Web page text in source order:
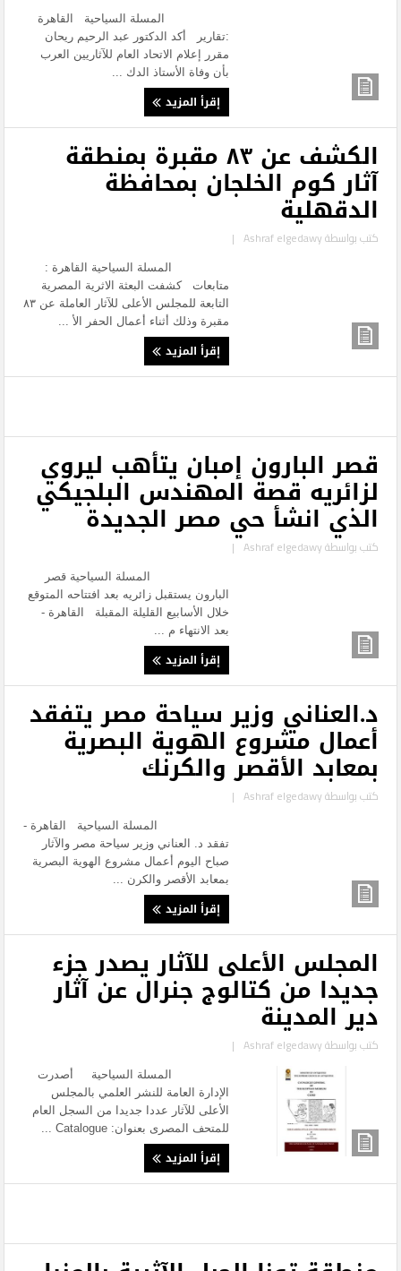
المسلة السياحية القاهرة
:تقارير أكد الدكتور عبد الرحيم ريحان
مقرر إعلام الاتحاد العام للآثاريين العرب
بأن وفاة الأستاذ الدك ...
إقرأ المزيد
الكشف عن ٨٣ مقبرة بمنطقة
آثار كوم الخلجان بمحافظة
الدقهلية
كتب بواسطةAshraf elgedawy
|
المسلة السياحية القاهرة :
متابعات كشفت البعثة الاثرية المصرية
التابعة للمجلس الأعلى للآثار العاملة عن ٨٣
مقبرة وذلك أثناء أعمال الحفر الأ ...
إقرأ المزيد
قصر البارون إمبان يتأهب ليروي
لزائريه قصة المهندس البلجيكي
الذي انشأ حي مصر الجديدة
كتب بواسطةAshraf elgedawy
|
المسلة السياحية قصر
البارون يستقبل زائريه بعد افتتاحه المتوقع
خلال الأسابيع القليلة المقبلة القاهرة -
بعد الانتهاء م ...
إقرأ المزيد
د.العناني وزير سياحة مصر يتفقد
أعمال مشروع الهوية البصرية
بمعابد الأقصر والكرنك
كتب بواسطةAshraf elgedawy
|
المسلة السياحية القاهرة -
تفقد د. العناني وزير سياحة مصر والآثار
صباح اليوم أعمال مشروع الهوية البصرية
بمعابد الأقصر والكرن ...
إقرأ المزيد
المجلس الأعلى للآثار يصدر جزء
جديدا من كتالوج جنرال عن آثار
دير المدينة
كتب بواسطةAshraf elgedawy
|
المسلة السياحية أصدرت
الإدارة العامة للنشر العلمي بالمجلس
الأعلى للآثار عددا جديدا من السجل العام
للمتحف المصرى بعنوان: ‏Catalogue ...
إقرأ المزيد